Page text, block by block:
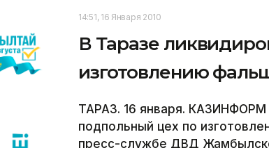
14:51, 16 Января 2010
В Таразе
изготовлению
ТАРАЗ. 16 января. КАЗИНФОРМ
подпольный цех по
пресс-службе ДВД